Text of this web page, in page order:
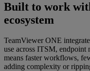
Built to work
ecosystem
TeamViewer ONE
use across ITSM, endpoint
means faster workflows,
adding complexity or